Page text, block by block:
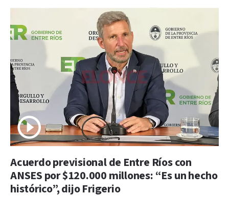
Acuerdo previsional de Entre Ríos con
ANSES por $120.000 millones: “Es un hecho
histórico”, dijo Frigerio